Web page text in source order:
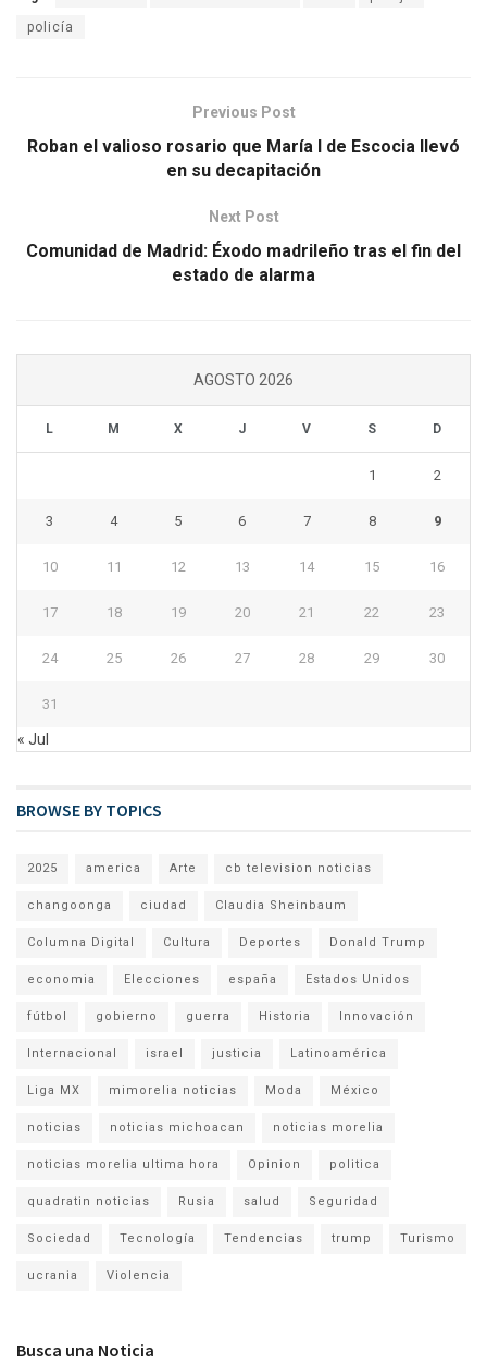
policía
Previous Post
Roban el valioso rosario que María I de Escocia llevó
en su decapitación
Next Post
Comunidad de Madrid: Éxodo madrileño tras el fin del
estado de alarma
AGOSTO 2026
L M X J V S D
1 2
3 4 5 6 7 8 9
10 11 12 13 14 15 16
17 18 19 20 21 22 23
24 25 26 27 28 29 30
31
« Jul
BROWSE BY TOPICS
2025 america Arte cb television noticias
changoonga ciudad Claudia Sheinbaum
Columna Digital Cultura Deportes Donald Trump
economia Elecciones españa Estados Unidos
fútbol gobierno guerra Historia Innovación
Internacional israel justicia Latinoamérica
Liga MX mimorelia noticias Moda México
noticias noticias michoacan noticias morelia
noticias morelia ultima hora Opinion politica
quadratin noticias Rusia salud Seguridad
Sociedad Tecnología Tendencias trump Turismo
ucrania Violencia
Busca una Noticia